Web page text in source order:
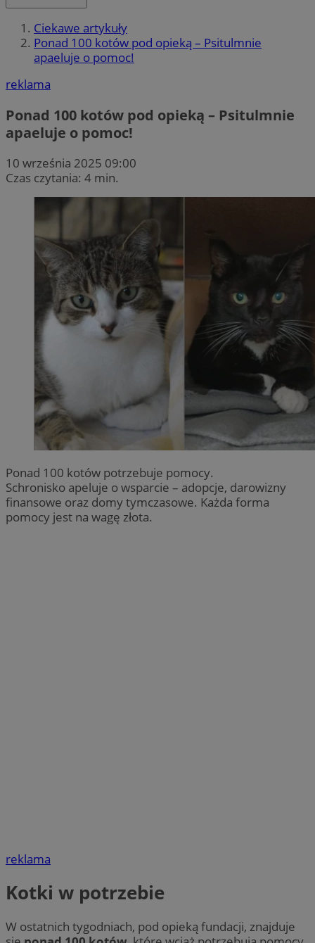
Ciekawe artykuły
Ponad 100 kotów pod opieką – Psitulmnie
apaeluje o pomoc!
reklama
Ponad 100 kotów pod opieką – Psitulmnie
apaeluje o pomoc!
10 września 2025 09:00
Czas czytania: 4 min.
Ponad 100 kotów potrzebuje pomocy.
Schronisko apeluje o wsparcie – adopcje, darowizny
finansowe oraz domy tymczasowe. Każda forma
pomocy jest na wagę złota.
reklama
Kotki w potrzebie
W ostatnich tygodniach, pod opieką fundacji, znajduje